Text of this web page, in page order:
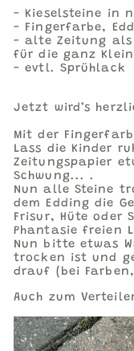
- Kieselsteine in
- Fingerfarbe,
- alte Zeitung als
für die ganz
- evtl. Sprühlack
Jetzt wird’s
Mit der
Lass die Kinder
Zeitungspapier
Schwung... .
Nun alle Steine
dem Edding die
Frisur, Hüte oder
Phantasie freien
Nun bitte etwas
trocken ist und
drauf (bei
Auch zum